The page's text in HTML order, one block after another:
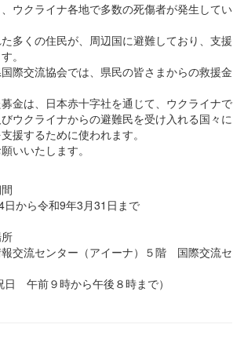
ウクライナ各地で多数の死傷者が発生してい
多くの住民が、周辺国に避難しており、支援
。
際交流協会では、県民の皆さまからの救援金
金は、日本赤十字社を通じて、ウクライナで
ウクライナからの避難民を受け入れる国々に
援するために使われます。
いいたします。
日から令和9年3月31日まで
交流センター（アイーナ）５階 国際交流セ
日 午前９時から午後８時まで）